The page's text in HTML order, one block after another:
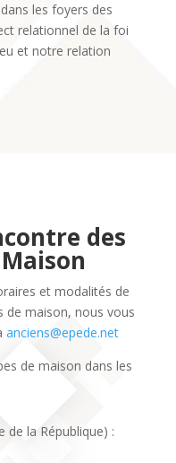
les foyers des
relationnel de la foi
et notre relation
des
et modalités de
maison, nous vous
anciens@epede.net
de maison dans les
de la République) :